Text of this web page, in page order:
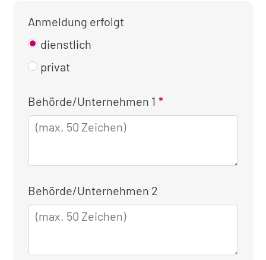
Anmeldung erfolgt
dienstlich
privat
Kontaktinformationen
für
die
Behörde/Unternehmen 1
Behörde/Unternehmen 2